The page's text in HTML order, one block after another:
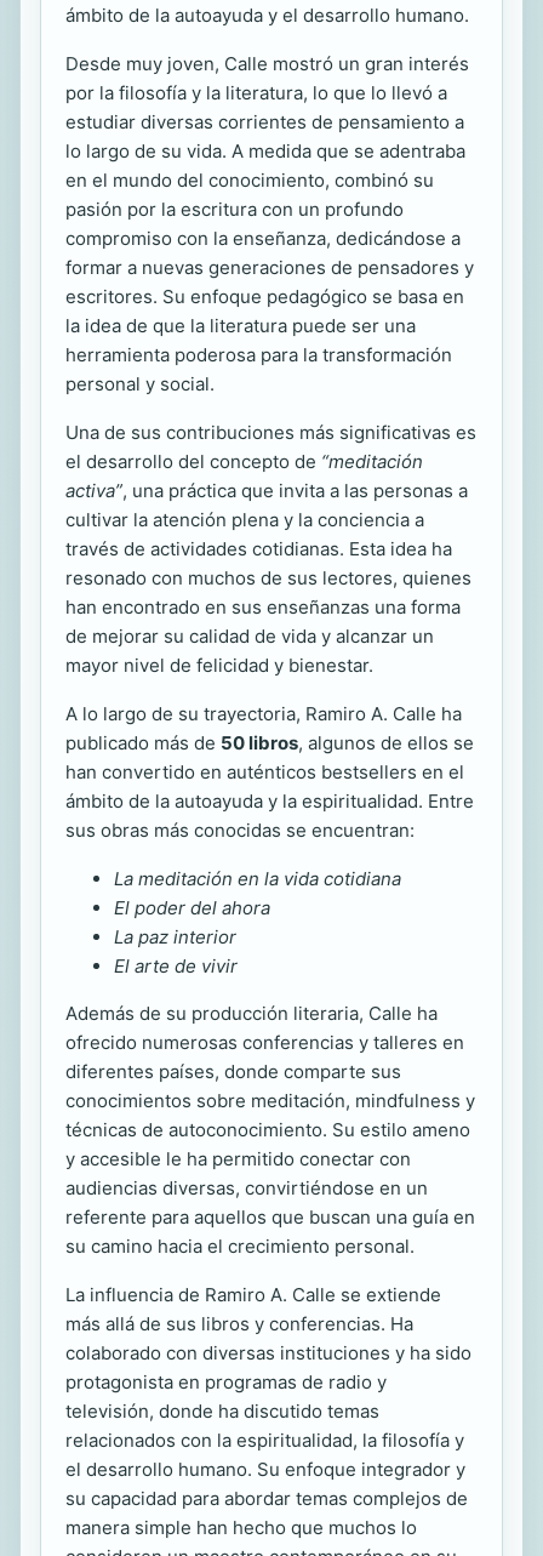
ámbito de la autoayuda y el desarrollo humano.
Desde muy joven, Calle mostró un gran interés
por la filosofía y la literatura, lo que lo llevó a
estudiar diversas corrientes de pensamiento a
lo largo de su vida. A medida que se adentraba
en el mundo del conocimiento, combinó su
pasión por la escritura con un profundo
compromiso con la enseñanza, dedicándose a
formar a nuevas generaciones de pensadores y
escritores. Su enfoque pedagógico se basa en
la idea de que la literatura puede ser una
herramienta poderosa para la transformación
personal y social.
Una de sus contribuciones más significativas es
el desarrollo del concepto de “meditación
activa”, una práctica que invita a las personas a
cultivar la atención plena y la conciencia a
través de actividades cotidianas. Esta idea ha
resonado con muchos de sus lectores, quienes
han encontrado en sus enseñanzas una forma
de mejorar su calidad de vida y alcanzar un
mayor nivel de felicidad y bienestar.
A lo largo de su trayectoria, Ramiro A. Calle ha
publicado más de 50 libros, algunos de ellos se
han convertido en auténticos bestsellers en el
ámbito de la autoayuda y la espiritualidad. Entre
sus obras más conocidas se encuentran:
La meditación en la vida cotidiana
El poder del ahora
La paz interior
El arte de vivir
Además de su producción literaria, Calle ha
ofrecido numerosas conferencias y talleres en
diferentes países, donde comparte sus
conocimientos sobre meditación, mindfulness y
técnicas de autoconocimiento. Su estilo ameno
y accesible le ha permitido conectar con
audiencias diversas, convirtiéndose en un
referente para aquellos que buscan una guía en
su camino hacia el crecimiento personal.
La influencia de Ramiro A. Calle se extiende
más allá de sus libros y conferencias. Ha
colaborado con diversas instituciones y ha sido
protagonista en programas de radio y
televisión, donde ha discutido temas
relacionados con la espiritualidad, la filosofía y
el desarrollo humano. Su enfoque integrador y
su capacidad para abordar temas complejos de
manera simple han hecho que muchos lo